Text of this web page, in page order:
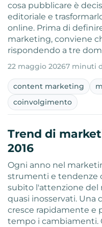
cosa pubblicare è
editoriale e
online. Prima di
marketing, conviene
rispondendo a tre
22 maggio 20267 minuti
content marketing
coinvolgimento
Trend di
2016
Ogni anno nel
strumenti e tendenze
subito l'attenzione del
quasi inosservati. Una
cresce rapidamente e
tempo i cambiamenti.